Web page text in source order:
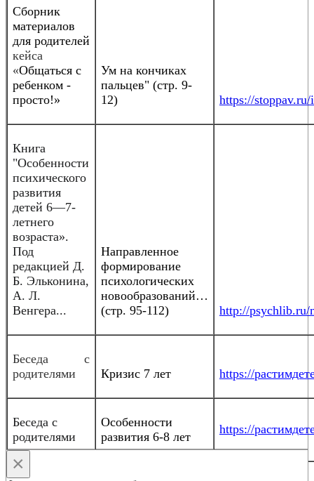
Сборник
материалов
для родителей
кейса
«Общаться с
ребенком -
просто!»
Ум на кончиках
пальцев" (стр. 9-
12)
https://
Книга
"Особенности
психического
развития
детей 6—7-
летнего
возраста».
Под
редакцией Д.
Б. Эльконина,
А. Л.
Венгера...
Направленное
формирование
психологических
новообразований…
(стр. 95-112)
http://psychlib.ru/
Беседа с
родителями
Кризис 7 лет https://
Беседа с
родителями
Особенности
развития 6-8 лет
https://
×